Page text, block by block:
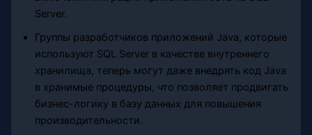
Server.
Группы разработчиков приложений Java, которые
используют SQL Server в качестве внутреннего
хранилища, теперь могут даже внедрять код Java
в хранимые процедуры, что позволяет продвигать
бизнес-логику в базу данных для повышения
производительности.